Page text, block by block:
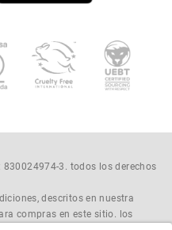
3. todos los derechos
descritos en nuestra
compras en este sitio. los